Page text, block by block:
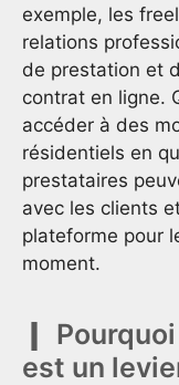
exemple, les
relations
de prestation et
contrat en ligne.
accéder à des
résidentiels en
prestataires
avec les clients
plateforme pour
moment.
est un